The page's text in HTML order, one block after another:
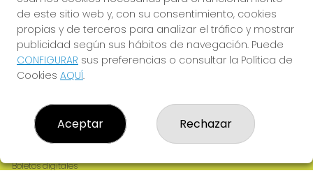
Imagen anterior
LOTERÍA MARTÍN MESA
Resultados
Contacto
Empresas
Boletos digitales
de este sitio web y, con su consentimiento, cookies
propias y de terceros para analizar el tráfico y mostrar
publicidad según sus hábitos de navegación. Puede
CONFIGURAR sus preferencias o consultar la Política de
Cookies AQUÍ.
Aceptar Rechazar